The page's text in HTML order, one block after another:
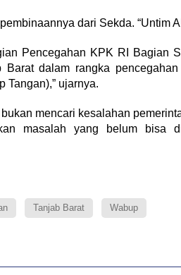
dari Sekda. “Untim
Pencegahan KPK RI Bagian
Barat dalam rangka
Tangan),” ujarnya.
mencari kesalahan
masalah yang belum bisa
Tanjab Barat Wabup